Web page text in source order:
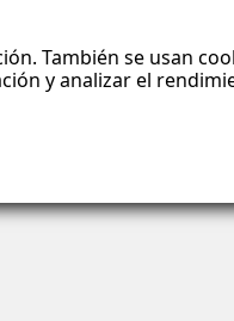
También se usan
y analizar el